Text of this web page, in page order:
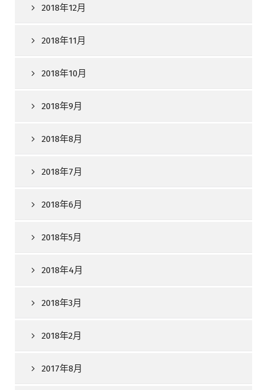
2018年12月
2018年11月
2018年10月
2018年9月
2018年8月
2018年7月
2018年6月
2018年5月
2018年4月
2018年3月
2018年2月
2017年8月